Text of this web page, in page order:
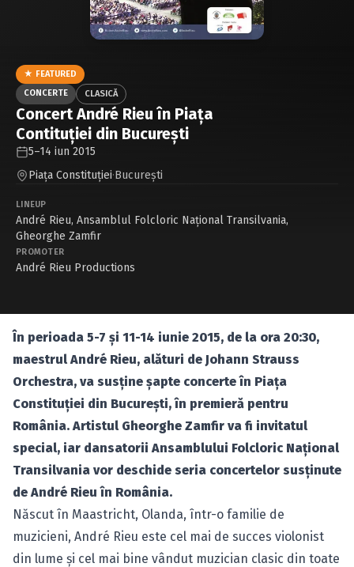
Caută în site...
★ FEATURED
CONCERTE
CLASICĂ
Concert André Rieu în Piaţa
Contituţiei din Bucureşti
5–14 iun 2015
Piaţa Constituţiei·Bucureşti
LINEUP
André Rieu, Ansamblul Folcloric Național Transilvania,
Gheorghe Zamfir
PROMOTER
André Rieu Productions
În perioada 5-7 şi 11-14 iunie 2015, de la ora 20:30,
maestrul André Rieu, alături de Johann Strauss
Orchestra, va susţine şapte concerte în Piaţa
Constituţiei din Bucureşti, în premieră pentru
România. Artistul Gheorghe Zamfir va fi invitatul
special, iar dansatorii Ansamblului Folcloric Naţional
Transilvania vor deschide seria concertelor susţinute
de André Rieu în România.
Născut în Maastricht, Olanda, într-o familie de
muzicieni, André Rieu este cel mai de succes violonist
din lume şi cel mai bine vândut muzician clasic din toate